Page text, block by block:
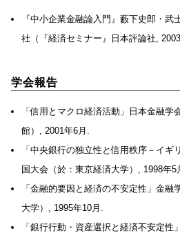
『中小企業金融論入門』藪下史郎・武
社（『経済セミナー』日本評論社, 2003
学会報告
「信用とマクロ経済活動」日本金融
館）, 2001年6月.
「中央銀行の独立性と信用秩序－イ
国大会（於：東京経済大学）, 1998年5
「金融的要因と経済の不安定性」金融
大学）, 1995年10月.
「銀行行動・資産選択と経済不安定